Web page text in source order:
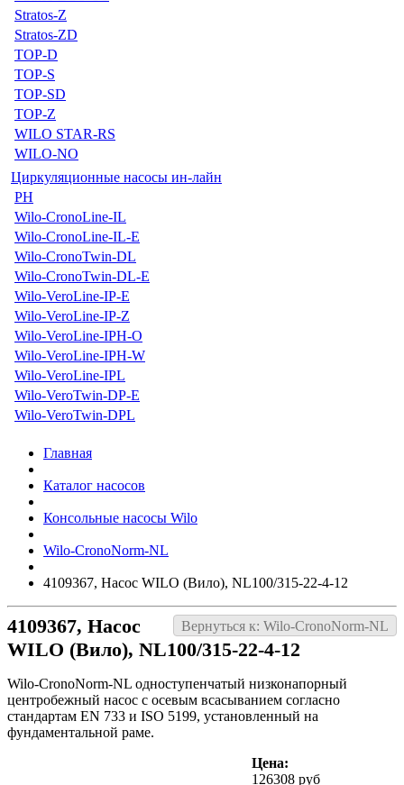
Stratos-Z
Stratos-ZD
TOP-D
TOP-S
TOP-SD
TOP-Z
WILO STAR-RS
WILO-NO
Циркуляционные насосы ин-лайн
PH
Wilo-CronoLine-IL
Wilo-CronoLine-IL-E
Wilo-CronoTwin-DL
Wilo-CronoTwin-DL-E
Wilo-VeroLine-IP-E
Wilo-VeroLine-IP-Z
Wilo-VeroLine-IPH-O
Wilo-VeroLine-IPH-W
Wilo-VeroLine-IPL
Wilo-VeroTwin-DP-E
Wilo-VeroTwin-DPL
Главная
Каталог насосов
Консольные насосы Wilo
Wilo-CronoNorm-NL
4109367, Насос WILO (Вило), NL100/315-22-4-12
Вернуться к: Wilo-CronoNorm-NL
4109367, Насос
WILO (Вило), NL100/315-22-4-12
Wilo-CronoNorm-NL одноступенчатый низконапорный
центробежный насос с осевым всасыванием согласно
стандартам EN 733 и ISO 5199, установленный на
фундаментальной раме.
Цена:
126308 руб